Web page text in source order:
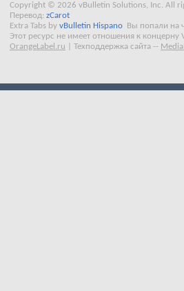
Copyright © 2026 vBulletin Solutions, Inc. All
Перевод: zCarot
Extra Tabs by vBulletin Hispano
Вы попали на
Этот ресурс не имеет отношения к концерну
OrangeLabel.ru
Техподдержка сайта --